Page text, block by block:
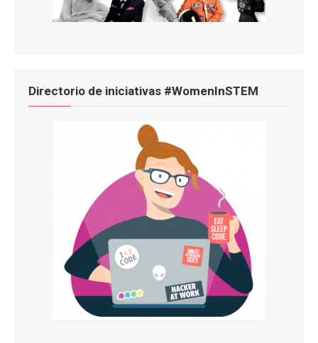
Directorio de iniciativas #WomenInSTEM